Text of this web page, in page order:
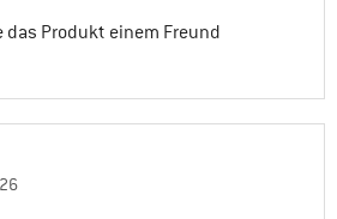
das Produkt einem Freund